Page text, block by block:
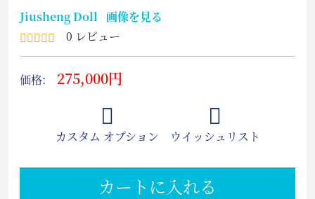
Jiusheng Doll 画像を見る
0 レビュー
価格: 275,000円
カスタム オプション ウイッシュリスト
カートに入れる